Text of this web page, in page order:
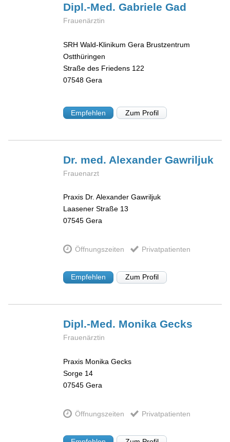
Dipl.-Med. GabrieleGad
Frauenärztin
SRH Wald-Klinikum Gera Brustzentrum
Ostthüringen
Straße des Friedens 122
07548 Gera
Empfehlen Zum Profil
Dr. med. AlexanderGawriljuk
Frauenarzt
Praxis Dr. Alexander Gawriljuk
Laasener Straße 13
07545 Gera
Öffnungszeiten Privatpatienten
Empfehlen Zum Profil
Dipl.-Med. MonikaGecks
Frauenärztin
Praxis Monika Gecks
Sorge 14
07545 Gera
Öffnungszeiten Privatpatienten